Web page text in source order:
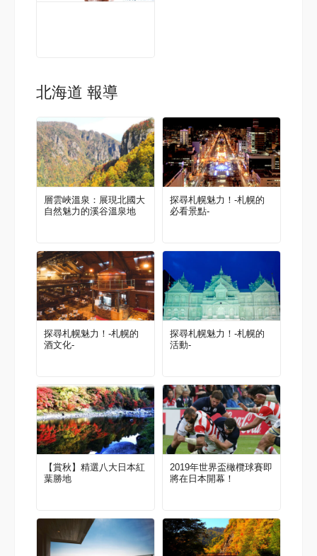
北海道 報導
層雲峽溫泉：展現北國大
自然魅力的溪谷溫泉地
探尋札幌魅力！-札幌的
必看景點-
探尋札幌魅力！-札幌的
酒文化-
探尋札幌魅力！-札幌的
活動-
【賞秋】精選八大日本紅
葉勝地
2019年世界盃橄欖球賽即
將在日本開幕！